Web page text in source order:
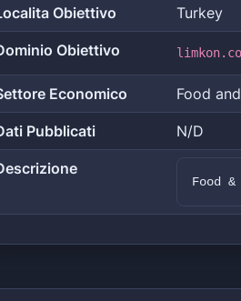
Obiettivo Turkey
Obiettivo
Economico Food
Pubblicati N/D
Food &